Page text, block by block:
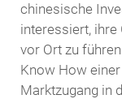
chinesische
interessiert, ihre
vor Ort zu
Know How
Marktzugang in